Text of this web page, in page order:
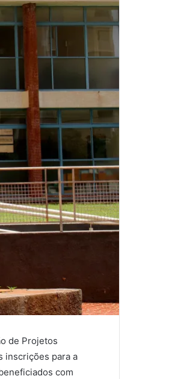
de Projetos
inscrições para a
com